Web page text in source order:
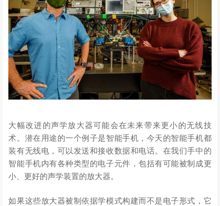
大幅改进的声学放大器可能会在未来带来更小的无线技
术。潜在用途的一个例子是智能手机，今天的智能手机都
装有无线电，可以发送和接收数据和电话。在我们手中的
智能手机内有各种类型的电子元件，包括有可能被制成更
小、更好的声学装置的放大器。
如果这些放大器被制依据学模式构建而不是电子形式，它